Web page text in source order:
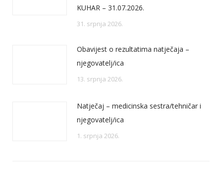
KUHAR – 31.07.2026.
31. srpnja 2026.
Obavijest o rezultatima natječaja –
njegovatelj/ica
13. srpnja 2026.
Natječaj – medicinska sestra/tehničar i
njegovatelj/ica
1. srpnja 2026.